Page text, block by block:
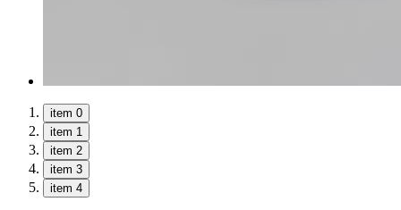
item 0
item 1
item 2
item 3
item 4